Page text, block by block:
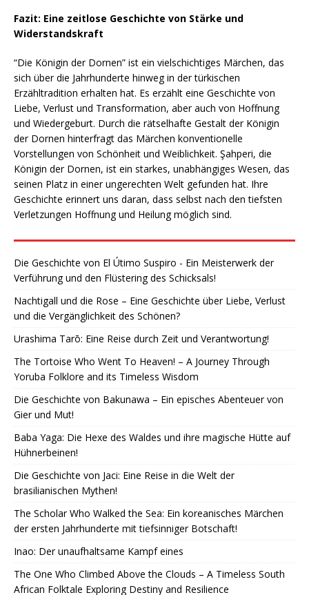
Fazit: Eine zeitlose Geschichte von Stärke und
Widerstandskraft
“Die Königin der Dornen” ist ein vielschichtiges Märchen, das
sich über die Jahrhunderte hinweg in der türkischen
Erzähltradition erhalten hat. Es erzählt eine Geschichte von
Liebe, Verlust und Transformation, aber auch von Hoffnung
und Wiedergeburt. Durch die rätselhafte Gestalt der Königin
der Dornen hinterfragt das Märchen konventionelle
Vorstellungen von Schönheit und Weiblichkeit. Şahperi, die
Königin der Dornen, ist ein starkes, unabhängiges Wesen, das
seinen Platz in einer ungerechten Welt gefunden hat. Ihre
Geschichte erinnert uns daran, dass selbst nach den tiefsten
Verletzungen Hoffnung und Heilung möglich sind.
Die Geschichte von El Útimo Suspiro - Ein Meisterwerk der
Verführung und den Flüstering des Schicksals!
Nachtigall und die Rose – Eine Geschichte über Liebe, Verlust
und die Vergänglichkeit des Schönen?
Urashima Tarō: Eine Reise durch Zeit und Verantwortung!
The Tortoise Who Went To Heaven! – A Journey Through
Yoruba Folklore and its Timeless Wisdom
Die Geschichte von Bakunawa – Ein episches Abenteuer von
Gier und Mut!
Baba Yaga: Die Hexe des Waldes und ihre magische Hütte auf
Hühnerbeinen!
Die Geschichte von Jaci: Eine Reise in die Welt der
brasilianischen Mythen!
The Scholar Who Walked the Sea: Ein koreanisches Märchen
der ersten Jahrhunderte mit tiefsinniger Botschaft!
Inao: Der unaufhaltsame Kampf eines
The One Who Climbed Above the Clouds – A Timeless South
African Folktale Exploring Destiny and Resilience